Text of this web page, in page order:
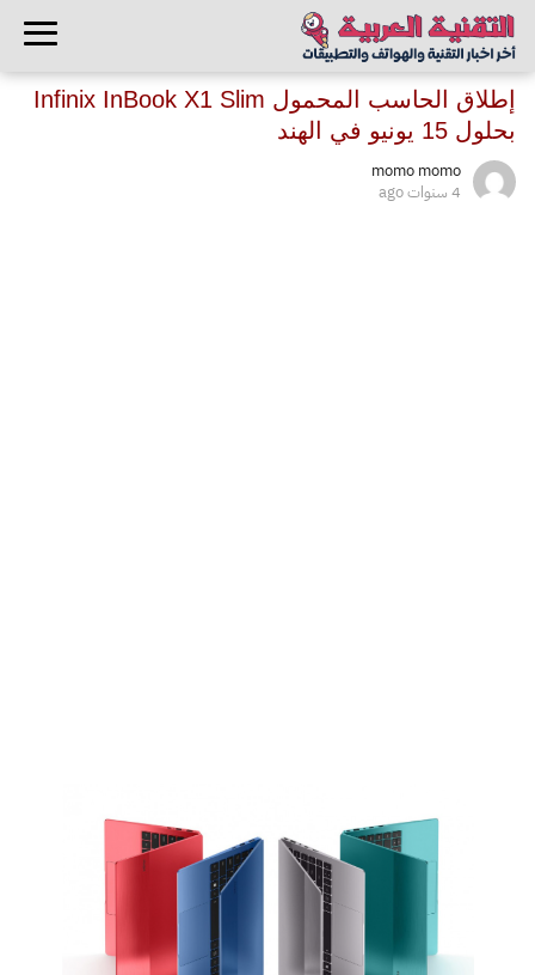
إطلاق الحاسب المحمول Infinix InBook X1 Slim
بحلول 15 يونيو في الهند
momo momo
4 سنوات ago